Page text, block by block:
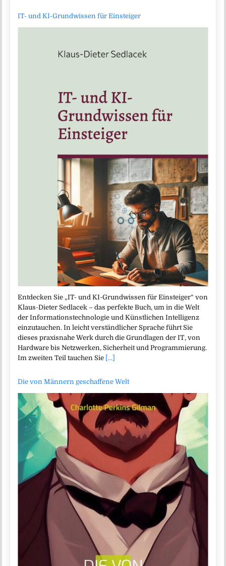
IT- und KI-Grundwissen für Einsteiger
Entdecken Sie „IT- und KI-Grundwissen für Einsteiger“ von
Klaus-Dieter Sedlacek – das perfekte Buch, um in die Welt
der Informationstechnologie und Künstlichen Intelligenz
einzutauchen. In leicht verständlicher Sprache führt Sie
dieses praxisnahe Werk durch die Grundlagen der IT, von
Hardware bis Netzwerken, Sicherheit und Programmierung.
Im zweiten Teil tauchen Sie [...]
Die von Männern geschaffene Welt